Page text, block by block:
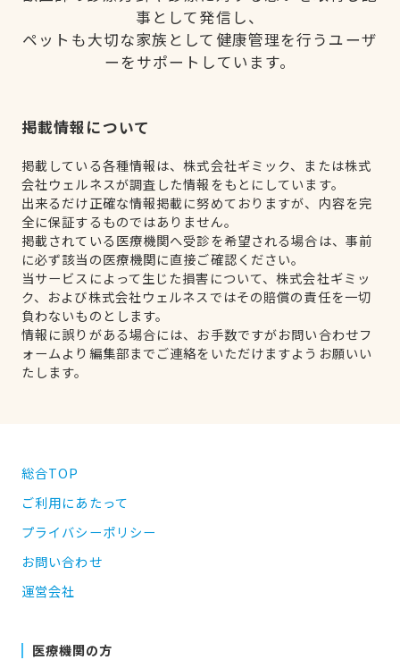
事として発信し、
ペットも大切な家族として健康管理を行うユーザ
ーをサポートしています。
掲載情報について
掲載している各種情報は、株式会社ギミック、または株式
会社ウェルネスが調査した情報をもとにしています。
出来るだけ正確な情報掲載に努めておりますが、内容を完
全に保証するものではありません。
掲載されている医療機関へ受診を希望される場合は、事前
に必ず該当の医療機関に直接ご確認ください。
当サービスによって生じた損害について、株式会社ギミッ
ク、および株式会社ウェルネスではその賠償の責任を一切
負わないものとします。
情報に誤りがある場合には、お手数ですがお問い合わせフ
ォームより編集部までご連絡をいただけますようお願いい
たします。
総合TOP
ご利用にあたって
プライバシーポリシー
お問い合わせ
運営会社
医療機関の方